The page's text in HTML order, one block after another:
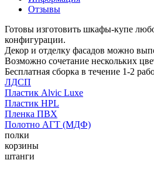
Отзывы
Готовы изготовить шкафы-купе
конфигурации.
Декор и отделку фасадов можно
Возможно сочетание нескольких
Бесплатная сборка в течение 1-2
ЛДСП
Пластик Alvic Luxe
Пластик HPL
Пленка ПВХ
Полотно АГТ (МДФ)
полки
корзины
штанги